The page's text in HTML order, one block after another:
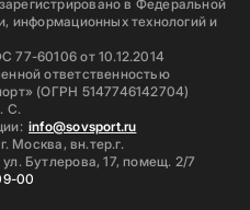
в Федеральной
информационных технологий и
77-60106 от 10.12.2014
ответственностью
(ОГРН 5147746142704)
С.
info@sovsport.ru
Москва, вн.тер.г.
Бутлерова, 17, помещ. 2/7
00